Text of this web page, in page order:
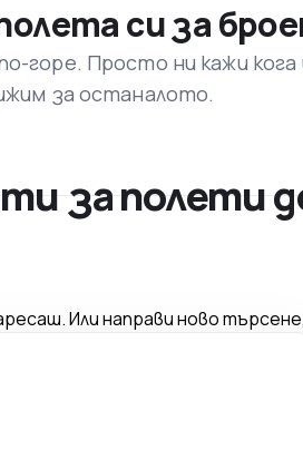
си за
горе. Просто ни кажи кога
за останалото.
за полети
Или направи ново